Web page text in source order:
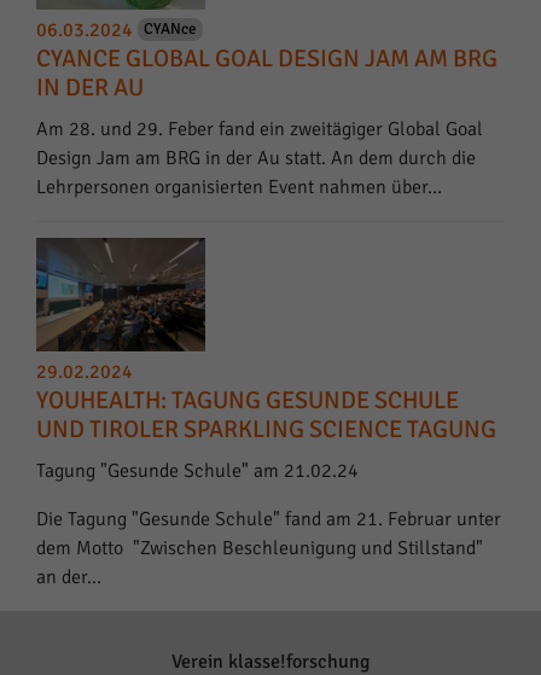
06.03.2024 CYANce
CYANCE GLOBAL GOAL DESIGN JAM AM BRG
IN DER AU
Am 28. und 29. Feber fand ein zweitägiger Global Goal
Design Jam am BRG in der Au statt. An dem durch die
Lehrpersonen organisierten Event nahmen über…
29.02.2024
YOUHEALTH: TAGUNG GESUNDE SCHULE
UND TIROLER SPARKLING SCIENCE TAGUNG
Tagung "Gesunde Schule" am 21.02.24
Die Tagung "Gesunde Schule" fand am 21. Februar unter
dem Motto "Zwischen Beschleunigung und Stillstand"
an der…
Verein klasse!forschung